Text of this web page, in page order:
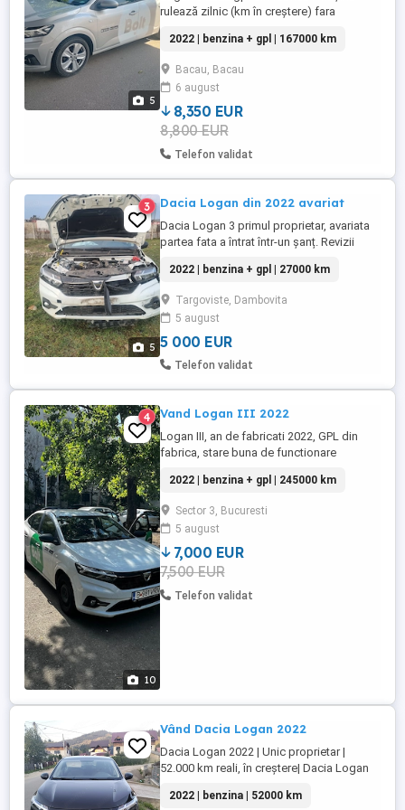
5
rulează zilnic (km în creștere) fara
2022 | benzina + gpl | 167000 km
Bacau, Bacau
6 august
8,350 EUR
8,800 EUR
Telefon validat
5
3 Dacia Logan din 2022 avariat
Dacia Logan 3 primul proprietar, avariata
partea fata a întrat într-un șanț. Revizii
apare dauna .Se vinde numai cu fiscal ,
fara schimburi sau variante.
2022 | benzina + gpl | 27000 km
Targoviste, Dambovita
5 august
5 000 EUR
Telefon validat
10
4 Vand Logan III 2022
Logan III, an de fabricati 2022, GPL din
fabrica, stare buna de functionare
2022 | benzina + gpl | 245000 km
Sector 3, Bucuresti
5 august
7,000 EUR
7,500 EUR
Telefon validat
Vând Dacia Logan 2022
Dacia Logan 2022 | Unic proprietar |
52.000 km reali, în creștere| Dacia Logan
proprietar | Stare impecabila Se vinde
2022 | benzina | 52000 km